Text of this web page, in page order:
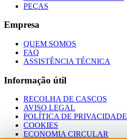
PEÇAS
Empresa
QUEM SOMOS
FAQ
ASSISTÊNCIA TÉCNICA
Informação útil
RECOLHA DE CASCOS
AVISO LEGAL
POLÍTICA DE PRIVACIDADE
COOKIES
ECONOMIA CIRCULAR